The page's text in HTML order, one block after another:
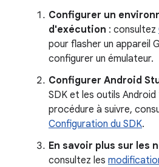
Configurer un
d'exécution : consultez
pour flasher un appareil
configurer un émulateur.
Configurer Android
SDK et les outils
procédure à suivre,
Configuration du SDK.
En savoir plus sur les
consultez les